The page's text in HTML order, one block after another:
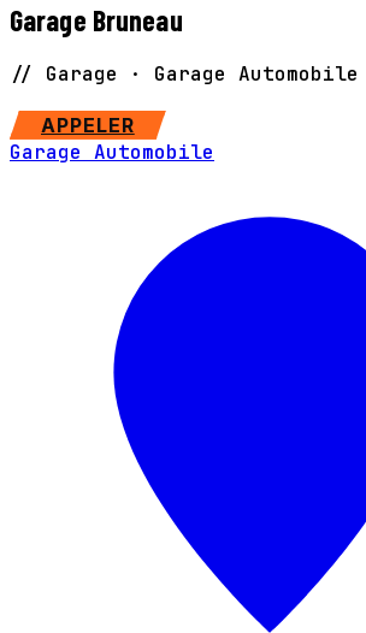
Garage Bruneau
// Garage · Garage
APPELER
Garage Automobile